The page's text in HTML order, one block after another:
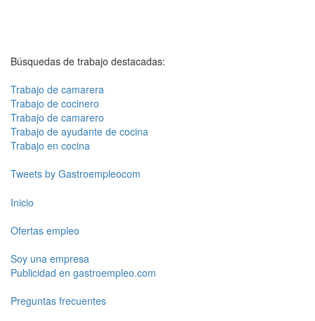
Búsquedas de trabajo destacadas:
Trabajo de camarera
Trabajo de cocinero
Trabajo de camarero
Trabajo de ayudante de cocina
Trabajo en cocina
Tweets by Gastroempleocom
Inicio
Ofertas empleo
Soy una empresa
Publicidad en gastroempleo.com
Preguntas frecuentes